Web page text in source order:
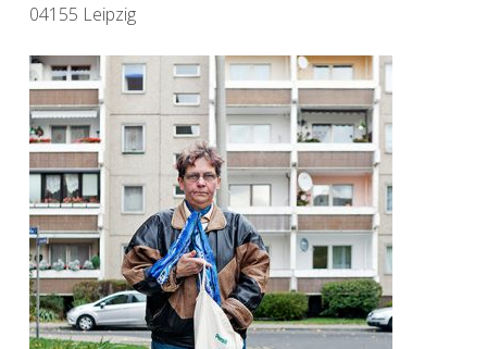
04155 Leipzig